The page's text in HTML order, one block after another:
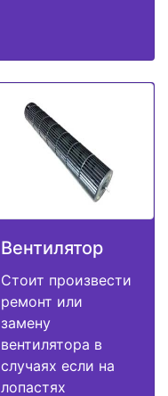
Вентилятор
Стоит произвести
ремонт или
замену
вентилятора в
случаях если на
лопастях